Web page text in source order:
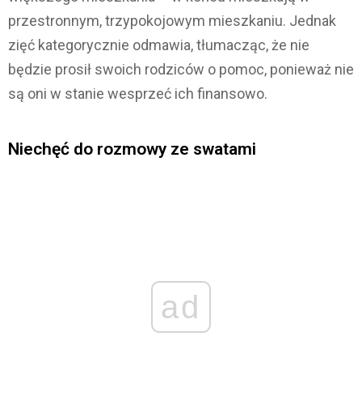
przestronnym, trzypokojowym mieszkaniu. Jednak
zięć kategorycznie odmawia, tłumacząc, że nie
będzie prosił swoich rodziców o pomoc, ponieważ nie
są oni w stanie wesprzeć ich finansowo.
Niechęć do rozmowy ze swatami
ad